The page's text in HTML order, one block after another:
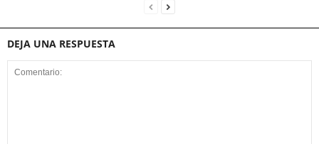
DEJA UNA RESPUESTA